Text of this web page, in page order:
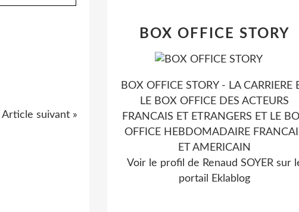
Article suivant »
BOX OFFICE STORY
BOX OFFICE STORY - LA CARRIERE
LE BOX OFFICE DES ACTEURS
FRANCAIS ET ETRANGERS ET LE
OFFICE HEBDOMADAIRE
ET AMERICAIN
Voir le profil de Renaud SOYERsur
portail Eklablog